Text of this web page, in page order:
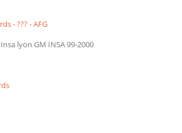
lyon GM INSA 99-2000